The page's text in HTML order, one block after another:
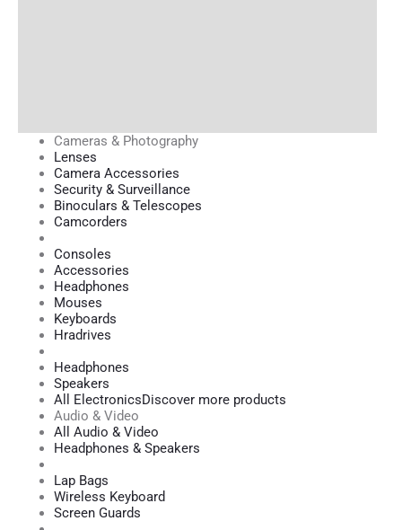
Cameras & Photography
Lenses
Camera Accessories
Security & Surveillance
Binoculars & Telescopes
Camcorders
Consoles
Accessories
Headphones
Mouses
Keyboards
Hradrives
Headphones
Speakers
All ElectronicsDiscover more products
Audio & Video
All Audio & Video
Headphones & Speakers
Lap Bags
Wireless Keyboard
Screen Guards